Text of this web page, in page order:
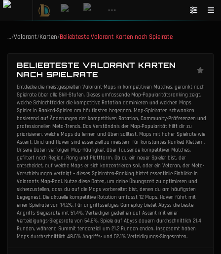
•••
…/Valorant/Karten/Beliebteste Valorant Karten nach Spielrate
BELIEBTESTE VALORANT KARTEN
NACH SPIELRATE
Entdecke die meistgespielten Valorant-Maps in kompetitiven Matches, gerankt nach
Spielrate über alle Skill-Stufen. Dieses umfassende Map-Popularitätsranking zeigt,
welche Schlachtfelder die kompetitive Rotation dominieren und welchen Maps
Spieler in Ranked-Spielen am häufigsten begegnen. Map-Spielraten schwanken
basierend auf Änderungen der kompetitiven Rotation, Community-Präferenzen und
professionellen Meta-Trends. Das Verständnis der Map-Popularität hilft dir zu
priorisieren, welche Maps du lernen und üben solltest. Maps mit hoher Spielrate wie
Ascent, Bind und Haven sind essenziell zu meistern für konstantes Ranked-Klettern.
Unsere Daten verfolgen Map-Häufigkeit über Tausende kompetitiver Matches,
gefiltert nach Region, Rang und Plattform. Ob du ein neuer Spieler bist, der
entscheidet, auf welche Maps er sich konzentrieren soll, oder ein Veteran, der Meta-
Verschiebungen verfolgt – dieses Spielraten-Ranking bietet essentielle Einblicke in
Valorants Map-Pool. Nutze diese Daten, um deine Übungszeit zu optimieren und
sicherzustellen, dass du auf die Maps vorbereitet bist, denen du am häufigsten
begegnest. Die aktuelle kompetitive Rotation umfasst 12 Maps. Haven führt mit
einer Spielrate von 14.2%. Für angriffsseitiges Gameplay bietet Abyss die beste
Angriffs-Siegesrate mit 51.4%. Verteidiger gedeihen auf Ascent mit einer
Verteidigungs-Siegesrate von 54.6%. Spiele auf Abyss dauern durchschnittlich 21.4
Runden, während Summit tendenziell um 21.2 Runden enden. Insgesamt haben
Maps durchschnittlich 48.6% Angriffs- und 52.1% Verteidigungs-Siegesraten.